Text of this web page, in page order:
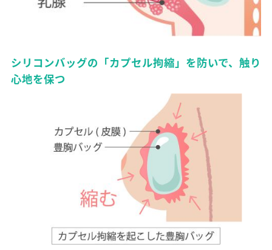
シリコンバッグの「カプセル拘縮」を防いで、触り
心地を保つ